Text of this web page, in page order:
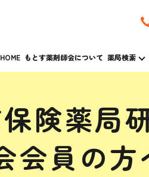
HOME もとす薬剤師会について 薬局検索
険薬局
会員の方